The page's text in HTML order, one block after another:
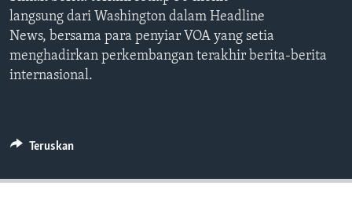
langsung dari Washington dalam Headline
News, bersama para penyiar VOA yang setia
menghadirkan perkembangan terakhir berita-berita
internasional.
Teruskan